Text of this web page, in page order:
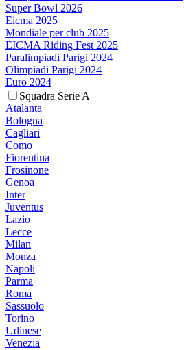
Super Bowl 2026
Eicma 2025
Mondiale per club 2025
EICMA Riding Fest 2025
Paralimpiadi Parigi 2024
Olimpiadi Parigi 2024
Euro 2024
Squadra Serie A
Atalanta
Bologna
Cagliari
Como
Fiorentina
Frosinone
Genoa
Inter
Juventus
Lazio
Lecce
Milan
Monza
Napoli
Parma
Roma
Sassuolo
Torino
Udinese
Venezia